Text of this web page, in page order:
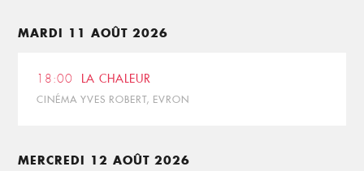
MARDI 11 AOÛT 2026
18:00 LA CHALEUR
CINÉMA YVES ROBERT, EVRON
MERCREDI 12 AOÛT 2026